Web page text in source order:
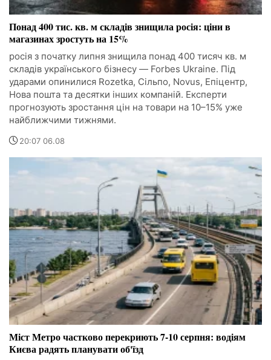
Понад 400 тис. кв. м складів знищила росія: ціни в
магазинах зростуть на 15%
росія з початку липня знищила понад 400 тисяч кв. м
складів українського бізнесу — Forbes Ukraine. Під
ударами опинилися Rozetka, Сільпо, Novus, Епіцентр,
Нова пошта та десятки інших компаній. Експерти
прогнозують зростання цін на товари на 10–15% уже
найближчими тижнями.
20:07 06.08
Міст Метро частково перекриють 7-10 серпня: водіям
Києва радять планувати об'їзд